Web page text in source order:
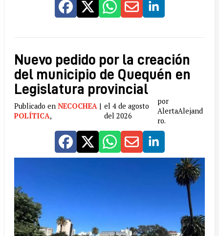
Nuevo pedido por la creación
del municipio de Quequén en
Legislatura provincial
Publicado en NECOCHEA |
POLÍTICA,
el 4 de agosto
del 2026
por
AlertaAlejand
ro.